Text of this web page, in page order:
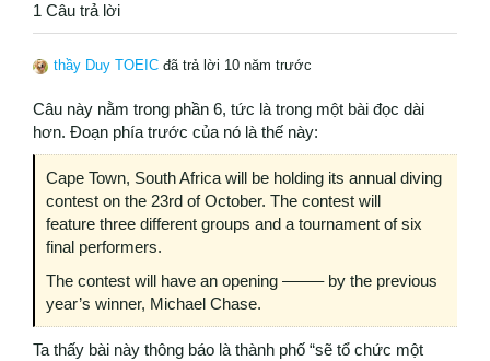
1 Câu trả lời
thầy Duy TOEIC đã trả lời 10 năm trước
Câu này nằm trong phần 6, tức là trong một bài đọc dài
hơn. Đoạn phía trước của nó là thế này:
Cape Town, South Africa will be holding its annual diving
contest on the 23rd of October. The contest will
feature three different groups and a tournament of six
final performers.
The contest will have an opening ——– by the previous
year’s winner, Michael Chase.
Ta thấy bài này thông báo là thành phố “sẽ tổ chức một